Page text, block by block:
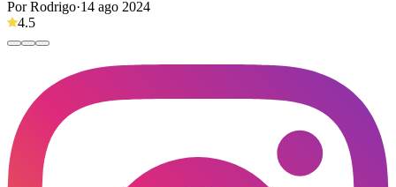
Por Rodrigo·14 ago 2024
4.5